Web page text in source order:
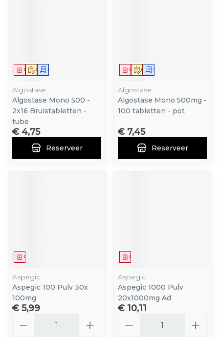
Op voorschrift
GeneesmiddelSchriftelijke aanvraag
Algostase
Algostase Mono 500 -
2x16 Bruistabletten -
tube
€ 4,75
Reserveer
Op voorschrift
GeneesmiddelSchriftelijke aanvraag
Algostase
Algostase Mono 500mg -
100 tabletten - pot
€ 7,45
Reserveer
Geneesmiddel
Aspegic
Aspegic 100 Pulv 30x
100mg
€ 5,99
Geneesmiddel
Aspegic
Aspegic 1000 Pulv
20x1000mg Ad
€ 10,11